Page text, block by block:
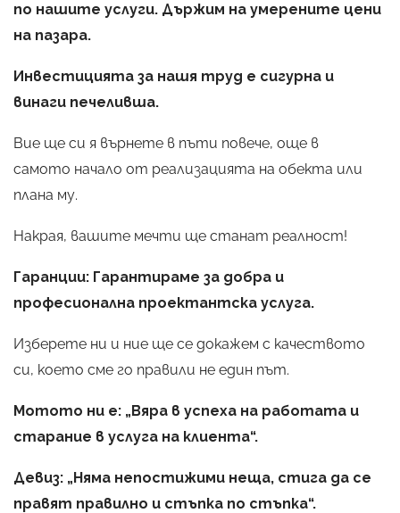
по нашите услуги. Държим на умерените цени
на пазара.
Инвестицията за нашя труд е сигурна и
винаги печеливша.
Вие ще си я върнете в пъти повече, още в
самото начало от реализацията на обекта или
плана му.
Накрая, вашите мечти ще станат реалност!
Гаранции: Гарантираме за добра и
професионална проектантска услуга.
Изберете ни и ние ще се докажем с качеството
си, което сме го правили не един път.
Мотото ни е: „Вяра в успеха на работата и
старание в услуга на клиента“.
Девиз: „Няма непостижими неща, стига да се
правят правилно и стъпка по стъпка“.